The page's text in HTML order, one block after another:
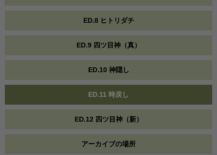
ED.8 ヒトリダチ
ED.9 四ツ目神（真）
ED.10 神隠し
ED.11 時戻し
ED.12 四ツ目神（新）
アーカイブの場所